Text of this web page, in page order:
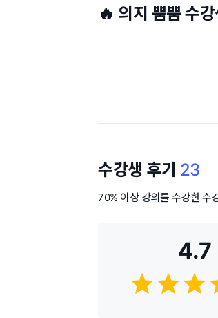
🔥 의지 뿜뿜 수
수강생 후기 23
70% 이상 강의를 수강한 수
4.7